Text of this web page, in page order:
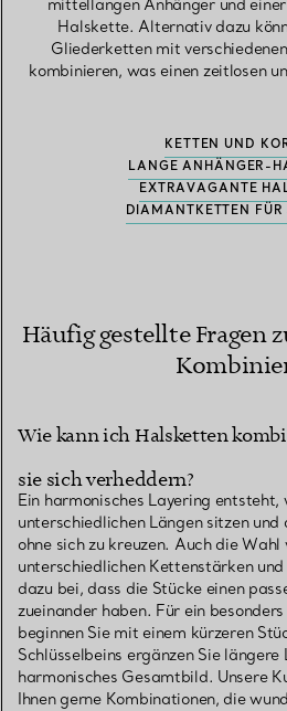
mittellangen Anhänger und
Halskette. Alternativ dazu
Gliederketten mit
kombinieren, was einen zeitlosen
KETTEN UND
LANGE ANHÄNGER-
EXTRAVAGANTE
DIAMANTKETTEN FÜR
Häufig gestellte Fragen
Wie kann ich Halsketten
sie sich verheddern?
Ein harmonisches Layering
unterschiedlichen Längen sitzen
ohne sich zu kreuzen. Auch die Wahl
unterschiedlichen Kettenstärken
dazu bei, dass die Stücke einen
zueinander haben. Für ein
beginnen Sie mit einem kürzeren
Schlüsselbeins ergänzen Sie längere
harmonisches Gesamtbild. Unsere
Ihnen gerne Kombinationen, die